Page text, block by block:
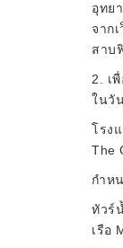
อุทย
จาก
สาบ
2. เ
ในวั
โรง
The
กำห
ทัวร์
เรือ